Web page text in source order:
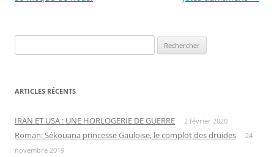
ARTICLES RÉCENTS
IRAN ET USA : UNE HORLOGERIE DE GUERRE 2 février 2020
Roman: Sékouana princesse Gauloise, le complot des druides
24
novembre 2019